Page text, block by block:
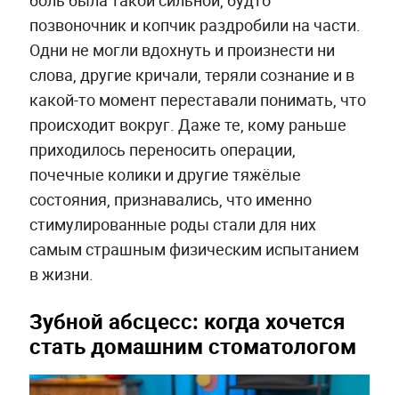
позвоночник и копчик раздробили на части.
Одни не могли вдохнуть и произнести ни
слова, другие кричали, теряли сознание и в
какой-то момент переставали понимать, что
происходит вокруг. Даже те, кому раньше
приходилось переносить операции,
почечные колики и другие тяжёлые
состояния, признавались, что именно
стимулированные роды стали для них
самым страшным физическим испытанием
в жизни.
Зубной абсцесс: когда хочется
стать домашним стоматологом